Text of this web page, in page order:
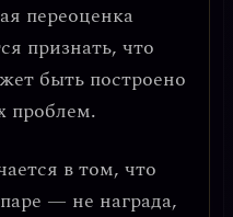
переоценка
признать, что
быть построено
проблем.
в том, что
— не награда,